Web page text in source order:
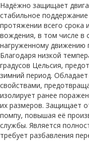
Надёжно защищает
стабильное
протяжении всего срока
вождения, в том числе в
нагруженному движению
Благодаря низкой
градусов Цельсия,
зимний период.
свойствами,
изолирует ранее
их размеров. Защищает
помпу, повышая её
службы. Является
требует разбавления